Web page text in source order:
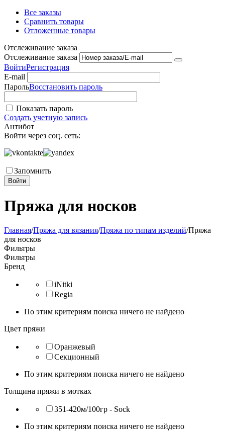
Все заказы
Сравнить товары
Отложенные товары
Отслеживание заказа
Отслеживание заказа
ВойтиРегистрация
E-mail
ПарольВосстановить пароль
Показать пароль
Создать учетную запись
Антибот
Войти через соц. сеть:
Запомнить
Войти
Пряжа для носков
Главная/Пряжа для вязания/Пряжа по типам изделий/Пряжа
для носков
Фильтры
Фильтры
Бренд
iNitki
Regia
По этим критериям поиска ничего не найдено
Цвет пряжи
Оранжевый
Секционный
По этим критериям поиска ничего не найдено
Толщина пряжи в мотках
351-420м/100гр - Sock
По этим критериям поиска ничего не найдено